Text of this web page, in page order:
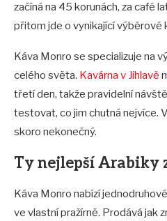
začíná na 45 korunách, za café
přitom jde o vynikající výběrové
Káva Monro se specializuje na
celého světa. Kavárna v Jihlavě
třetí den, takže pravidelní
testovat, co jim chutná nejvíce.
skoro nekonečný.
Ty nejlepší Arabiky
Káva Monro nabízí
ve vlastní pražírně. Prodává jak